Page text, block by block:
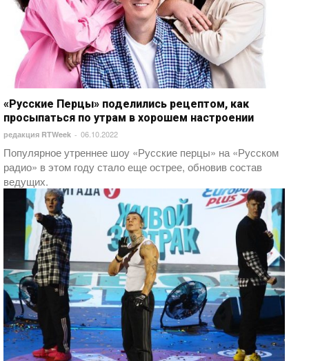
«Русские Перцы» поделились рецептом, как
просыпаться по утрам в хорошем настроении
редакция RTWeek - 06.10.2022
Популярное утреннее шоу «Русские перцы» на «Русском
радио» в этом году стало еще острее, обновив состав
ведущих.